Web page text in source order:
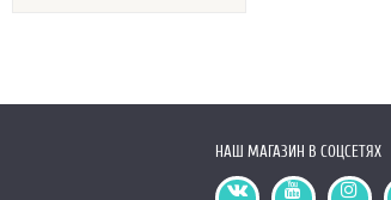
НАШ МАГАЗИН В СОЦСЕТЯХ